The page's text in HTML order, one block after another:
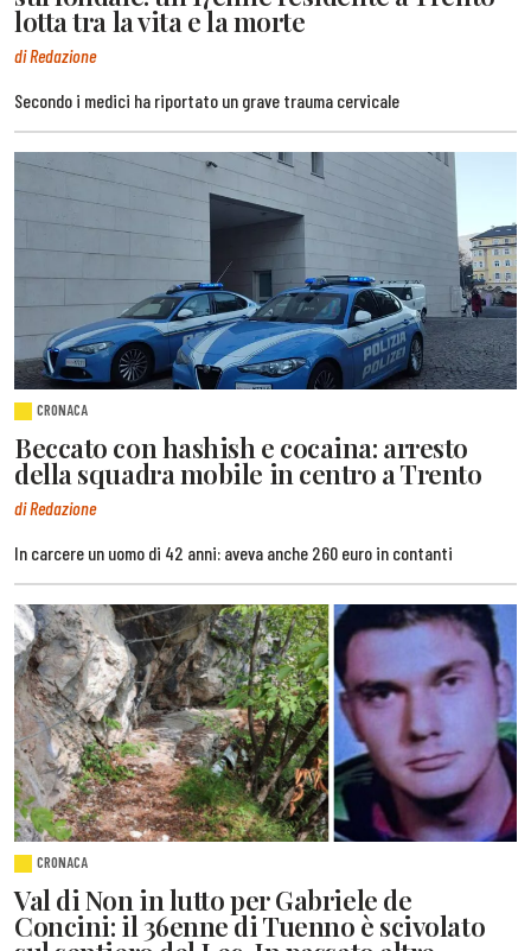
lotta tra la vita e la morte
di Redazione
Secondo i medici ha riportato un grave trauma cervicale
CRONACA
Beccato con hashish e cocaina: arresto
della squadra mobile in centro a Trento
di Redazione
In carcere un uomo di 42 anni: aveva anche 260 euro in contanti
CRONACA
Val di Non in lutto per Gabriele de
Concini: il 36enne di Tuenno è scivolato